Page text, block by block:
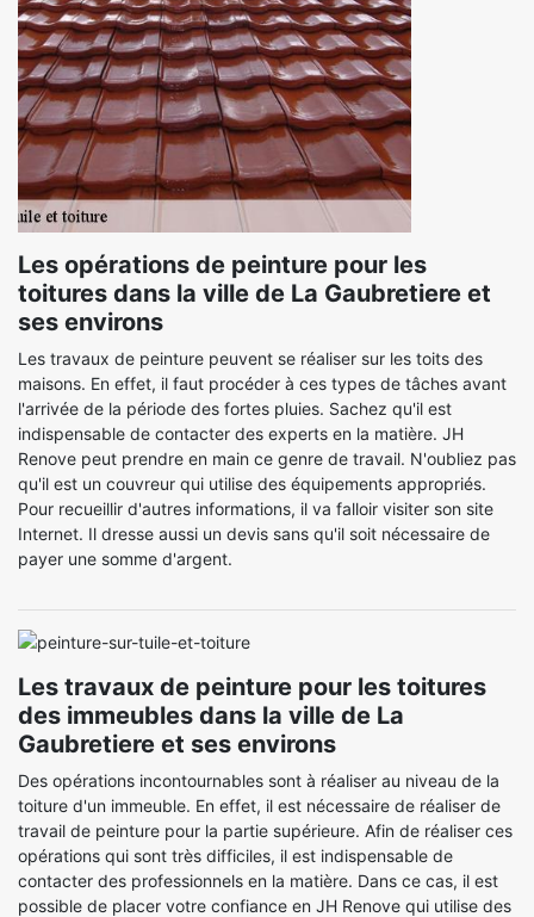
Les opérations de peinture pour les
toitures dans la ville de La Gaubretiere et
ses environs
Les travaux de peinture peuvent se réaliser sur les toits des
maisons. En effet, il faut procéder à ces types de tâches avant
l'arrivée de la période des fortes pluies. Sachez qu'il est
indispensable de contacter des experts en la matière. JH
Renove peut prendre en main ce genre de travail. N'oubliez pas
qu'il est un couvreur qui utilise des équipements appropriés.
Pour recueillir d'autres informations, il va falloir visiter son site
Internet. Il dresse aussi un devis sans qu'il soit nécessaire de
payer une somme d'argent.
Les travaux de peinture pour les toitures
des immeubles dans la ville de La
Gaubretiere et ses environs
Des opérations incontournables sont à réaliser au niveau de la
toiture d'un immeuble. En effet, il est nécessaire de réaliser de
travail de peinture pour la partie supérieure. Afin de réaliser ces
opérations qui sont très difficiles, il est indispensable de
contacter des professionnels en la matière. Dans ce cas, il est
possible de placer votre confiance en JH Renove qui utilise des